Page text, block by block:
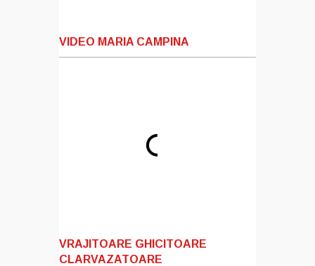
VIDEO MARIA CAMPINA
VRAJITOARE GHICITOARE
CLARVAZATOARE